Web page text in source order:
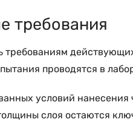
требования
требованиям
проводятся в
условий
слоя остаются